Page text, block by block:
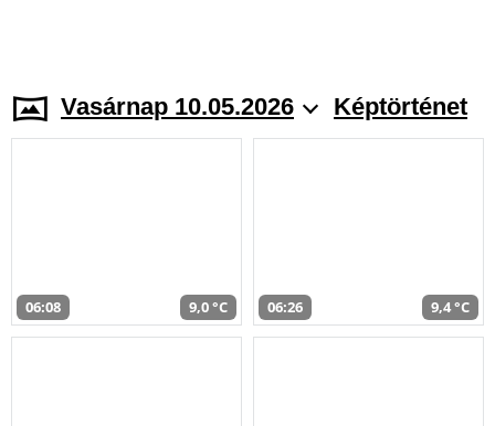
Vasárnap 10.05.2026 Képtörténet
06:08 9,0 °C 06:26 9,4 °C